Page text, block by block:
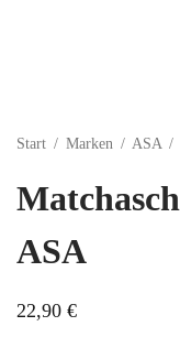
Start / Marken / ASA /
ASA
22,90 €